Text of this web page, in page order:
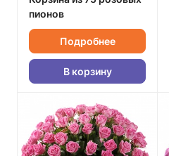
пионов
Подробнее
В корзину